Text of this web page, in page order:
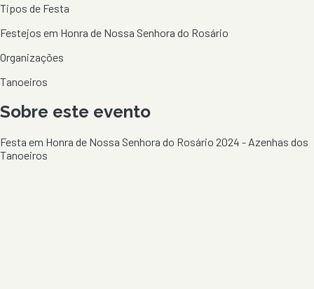
Tipos de Festa
Festejos em Honra de Nossa Senhora do Rosário
Organizações
Tanoeiros
Sobre este evento
Festa em Honra de Nossa Senhora do Rosário 2024 - Azenhas dos
Tanoeiros